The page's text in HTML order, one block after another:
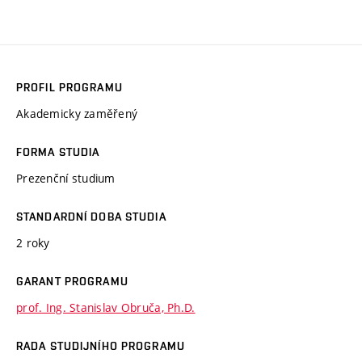
PROFIL PROGRAMU
Akademicky zaměřený
FORMA STUDIA
Prezenční studium
STANDARDNÍ DOBA STUDIA
2 roky
GARANT PROGRAMU
prof. Ing. Stanislav Obruča, Ph.D.
RADA STUDIJNÍHO PROGRAMU